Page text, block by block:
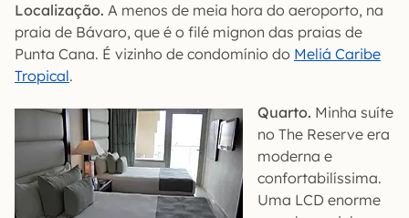
Localização. A menos de meia hora do aeroporto, na
praia de Bávaro, que é o filé mignon das praias de
Punta Cana. É vizinho de condomínio do Meliá Caribe
Tropical.
Quarto. Minha suíte
no The Reserve era
moderna e
confortabilíssima.
Uma LCD enorme